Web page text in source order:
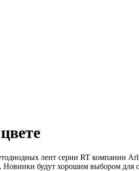
лент серии RT компании
Новинки будут хорошим выбором